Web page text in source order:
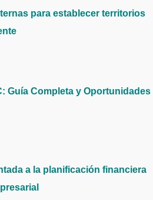
para establecer territorios
Guía Completa y Oportunidades
a la planificación financiera